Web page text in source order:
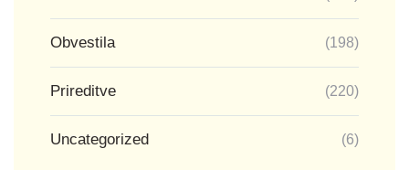
Obvestila (198)
Prireditve (220)
Uncategorized (6)